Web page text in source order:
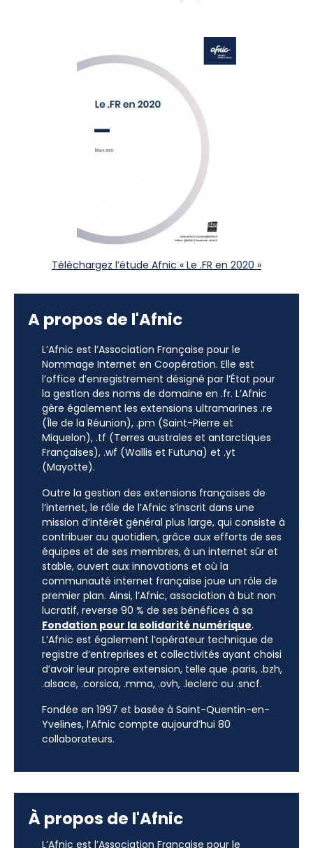
Téléchargez l’étude Afnic « Le .FR en 2020 »
A propos de l'Afnic
L’Afnic est l’Association Française pour le
Nommage Internet en Coopération. Elle est
l’office d’enregistrement désigné par l’État pour
la gestion des noms de domaine en .fr. L’Afnic
gère également les extensions ultramarines .re
(Île de la Réunion), .pm (Saint-Pierre et
Miquelon), .tf (Terres australes et antarctiques
Françaises), .wf (Wallis et Futuna) et .yt
(Mayotte).
Outre la gestion des extensions françaises de
l’internet, le rôle de l’Afnic s’inscrit dans une
mission d’intérêt général plus large, qui consiste à
contribuer au quotidien, grâce aux efforts de ses
équipes et de ses membres, à un internet sûr et
stable, ouvert aux innovations et où la
communauté internet française joue un rôle de
premier plan. Ainsi, l’Afnic, association à but non
lucratif, reverse 90 % de ses bénéfices à sa
Fondation pour la solidarité numérique.
L’Afnic est également l’opérateur technique de
registre d’entreprises et collectivités ayant choisi
d’avoir leur propre extension, telle que .paris, .bzh,
.alsace, .corsica, .mma, .ovh, .leclerc ou .sncf.
Fondée en 1997 et basée à Saint-Quentin-en-
Yvelines, l’Afnic compte aujourd’hui 80
collaborateurs.
À propos de l'Afnic
L’Afnic est l’Association Française pour le